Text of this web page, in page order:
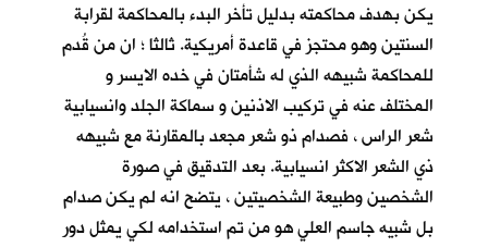
يكن بهدف محاكمته بدليل تأخر البدء بالمحاكمة لقرابة
السنتين وهو محتجز في قاعدة أمريكية. ثالثا ؛ ان من قُدم
للمحاكمة شبيهه الذي له شأمتان في خده الايسر و
المختلف عنه في تركيب الاذنين و سماكة الجلد وانسيابية
شعر الراس ، فصدام ذو شعر مجعد بالمقارنة مع شبيهه
ذي الشعر الاكثر انسيابية. بعد التدقيق في صورة
الشخصين وطبيعة الشخصيتين ، يتضح انه لم يكن صدام
بل شبيه جاسم العلي هو من تم استخدامه لكي يمثل دور